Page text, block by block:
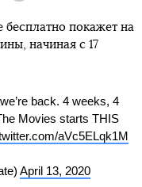
бесплатно покажет на
начиная с 17
back. 4 weeks, 4
Movies starts THIS
aVc5ELqk1M
April 13, 2020